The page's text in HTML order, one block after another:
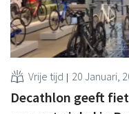
Vrije tijd 20 Januari,
Decathlon geeft